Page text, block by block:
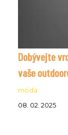
Dobývejte
vaše
móda
08. 02. 2025